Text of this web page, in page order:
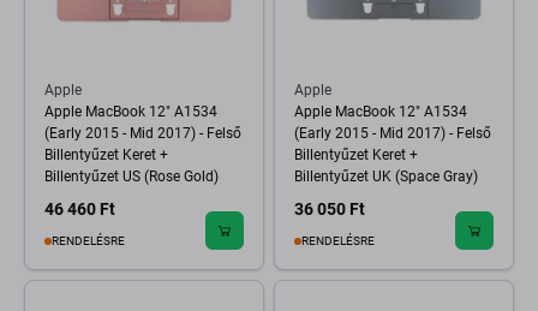
Apple
Apple MacBook 12" A1534
(Early 2015 - Mid 2017) - Felső
Billentyűzet Keret +
Billentyűzet US (Rose Gold)
46 460 Ft
RENDELÉSRE
Apple
Apple MacBook 12" A1534
(Early 2015 - Mid 2017) - Felső
Billentyűzet Keret +
Billentyűzet UK (Space Gray)
36 050 Ft
RENDELÉSRE